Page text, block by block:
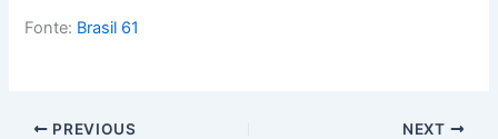
Fonte: Brasil 61
PREVIOUS NEXT